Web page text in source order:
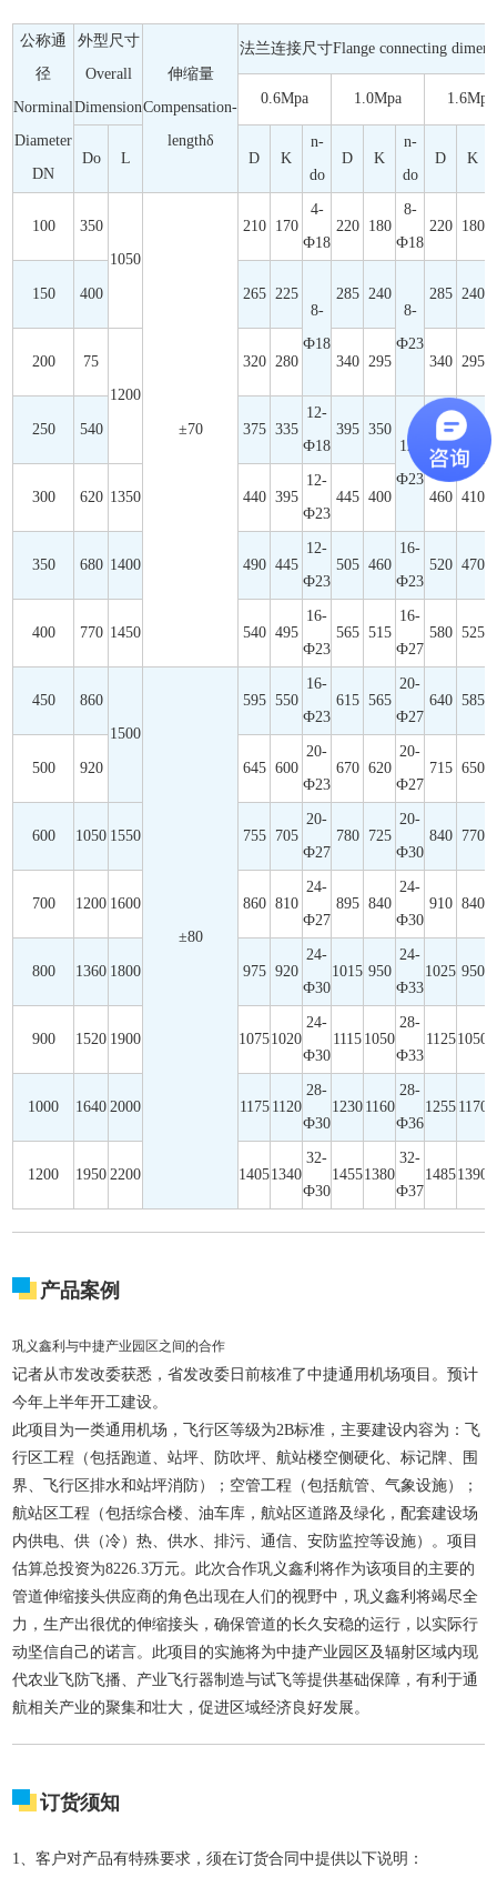
公称通
径
Norminal
Diameter
DN
外型尺寸
Overall
Dimension
伸缩量
Compensation-
lengthδ
法兰连接尺寸Flange connecting
0.6Mpa 1.0Mpa 1.6Mpa
Do L D K
n-
do
D K
n-
do
D K
100
350
1050
±70
210 170
4-
Ф18
220 180
8-
Ф18
220 180
150 400 265 225
8-
Ф18
285 240
8-
Ф23
285 240
200
75
1200
320 280 340 295 340 295
250 540 375 335
12-
Ф18
395 350
12-
Ф23
405
355
300
620 1350 440 395
12-
Ф23
445 400 460 410
350 680 1400 490 445
12-
Ф23
505 460
16-
Ф23
520 470
400 770 1450 540 495
16-
Ф23
565 515
16-
Ф27
580 525
450
860
1500
±80
595 550
16-
Ф23
615 565
20-
Ф27
640 585
500 920 645 600
20-
Ф23
670 620
20-
Ф27
715 650
600 1050 1550 755 705
20-
Ф27
780 725
20-
Ф30
840 770
700 1200 1600 860 810
24-
Ф27
895 840
24-
Ф30
910 840
800 1360 1800 975 920
24-
Ф30
1015 950
24-
Ф33
1025 950
900 1520 1900 10751020
24-
Ф30
1115 1050
28-
Ф33
11251050
1000 1640 2000 1175 1120
28-
Ф30
1230 1160
28-
Ф36
1255 1170
1200 1950 2200 14051340
32-
Ф30
14551380
32-
Ф37
14851390
产品案例
巩义鑫利与中捷产业园区之间的合作
记者从市发改委获悉，省发改委日前核准了中捷通用机场项目。预计
今年上半年开工建设。
此项目为一类通用机场，飞行区等级为2B标准，主要建设内容为：飞
行区工程（包括跑道、站坪、防吹坪、航站楼空侧硬化、标记牌、围
界、飞行区排水和站坪消防）；空管工程（包括航管、气象设施）；
航站区工程（包括综合楼、油车库，航站区道路及绿化，配套建设场
内供电、供（冷）热、供水、排污、通信、安防监控等设施）。项目
估算总投资为8226.3万元。此次合作巩义鑫利将作为该项目的主要的
管道伸缩接头供应商的角色出现在人们的视野中，巩义鑫利将竭尽全
力，生产出很优的伸缩接头，确保管道的长久安稳的运行，以实际行
动坚信自己的诺言。此项目的实施将为中捷产业园区及辐射区域内现
代农业飞防飞播、产业飞行器制造与试飞等提供基础保障，有利于通
航相关产业的聚集和壮大，促进区域经济良好发展。
订货须知
1、客户对产品有特殊要求，须在订货合同中提供以下说明：